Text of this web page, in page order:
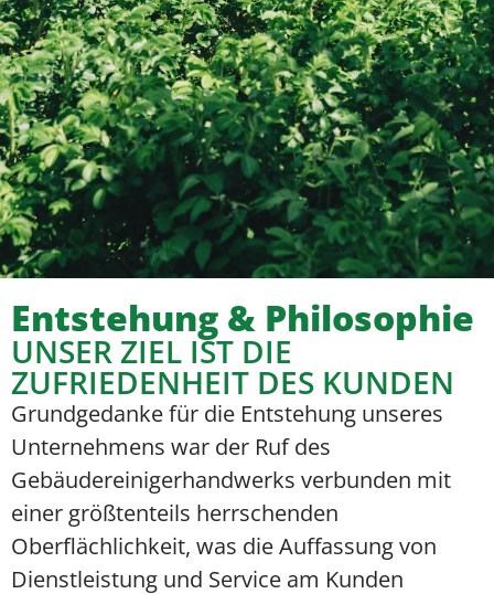
Entstehung & Philosophie
UNSER ZIEL IST DIE
ZUFRIEDENHEIT DES KUNDEN
Grundgedanke für die Entstehung unseres
Unternehmens war der Ruf des
Gebäudereinigerhandwerks verbunden mit
einer größtenteils herrschenden
Oberflächlichkeit, was die Auffassung von
Dienstleistung und Service am Kunden